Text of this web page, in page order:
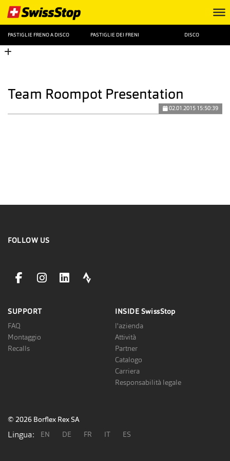
PASTIGLIE FRENO A DISCO PASTIGLIE DEI FRENI DISCO
Team Roompot Presentation
02.01.2015 15:50:39
FOLLOW US
facebookLink
instagramLink
linkedinLinkstravaLink
SUPPORT
FAQ
Montaggio
Recalls
INSIDE SwissStop
l'azienda
Attività
Partner
Catalogo
Carriera
Responsabilità legale
© 2026 Borflex Rex SA
Lingua: EN DE FR IT ES